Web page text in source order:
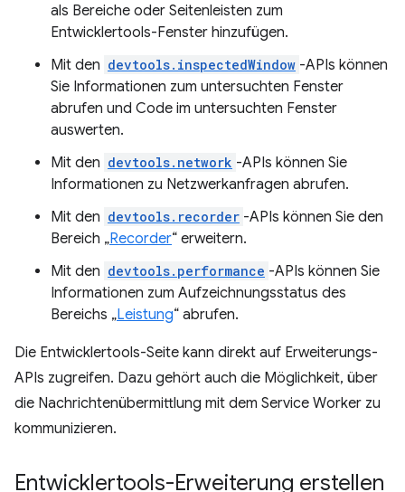
als Bereiche oder Seitenleisten zum
Entwicklertools-Fenster hinzufügen.
Mit den devtools.inspectedWindow -APIs können
Sie Informationen zum untersuchten Fenster
abrufen und Code im untersuchten Fenster
auswerten.
Mit den devtools.network -APIs können Sie
Informationen zu Netzwerkanfragen abrufen.
Mit den devtools.recorder -APIs können Sie den
Bereich „Recorder“ erweitern.
Mit den devtools.performance -APIs können Sie
Informationen zum Aufzeichnungsstatus des
Bereichs „Leistung“ abrufen.
Die Entwicklertools-Seite kann direkt auf Erweiterungs-
APIs zugreifen. Dazu gehört auch die Möglichkeit, über
die Nachrichtenübermittlung mit dem Service Worker zu
kommunizieren.
Entwicklertools-Erweiterung erstellen